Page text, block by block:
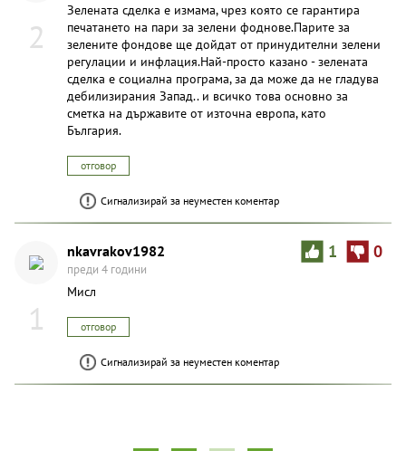
2
Зелената сделка е измама, чрез която се гарантира
печатането на пари за зелени фоднове.Парите за
зелените фондове ще дойдат от принудителни зелени
регулации и инфлация.Най-просто казано - зелената
сделка е социална програма, за да може да не гладува
дебилизирания Запад.. и всичко това основно за
сметка на държавите от източна европа, като
България.
отговор
Сигнализирай за неуместен коментар
1
1 0
nkavrakov1982
преди 4 години
Мисл
отговор
Сигнализирай за неуместен коментар